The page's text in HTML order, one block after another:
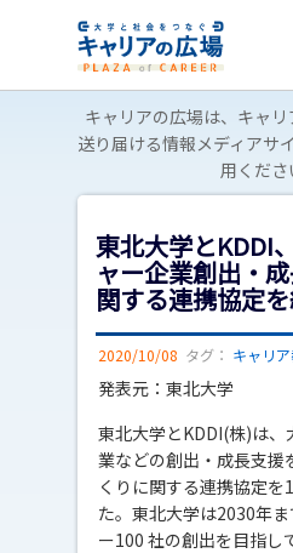
キャリアの広場は、キャ
送り届ける情報メディアサ
用くださ
東北大学とKDDI
ャー企業創出・
関する連携協定
2020/10/08 タグ： キャリ
発表元：東北大学
東北大学とKDDI(株)は
業などの創出・成長支援
くりに関する連携協定を
た。東北大学は2030年
ー100 社の創出を目指し